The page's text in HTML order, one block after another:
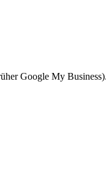
Google My